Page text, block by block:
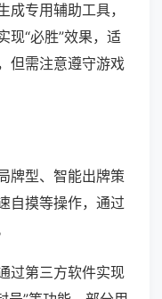
成专用辅助工具，
现“必胜”效果，适
但需注意遵守游戏
牌型、智能出牌策
自摸等操作，通过
过第三方软件实现